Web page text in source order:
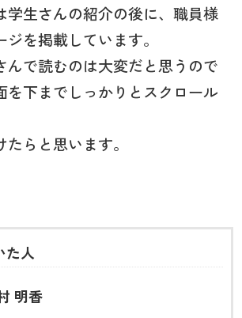
学生さんの紹介の後に、職員様
を掲載しています。
んで読むのは大変だと思うので
を下までしっかりとスクロール
らと思います。
た人
明香